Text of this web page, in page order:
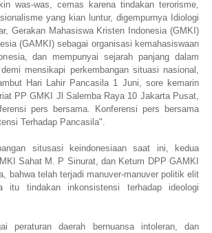
was-was, cemas karena tindakan terorisme,
yang kian luntur, digempurnya Idiologi
Gerakan Mahasiswa Kristen Indonesia (GMKI)
(GAMKI) sebagai organisasi kemahasiswaan
dan mempunyai sejarah panjang dalam
mensikapi perkembangan situasi nasional,
Hari Lahir Pancasila 1 Juni, sore kemarin
PP GMKI Jl Salemba Raya 10 Jakarta Pusat,
pers bersama. Konferensi pers bersama
Terhadap Pancasila".
situsasi keindonesiaan saat ini, kedua
Sahat M. P Sinurat, dan Ketum DPP GAMKI
bahwa telah terjadi manuver-manuver politik elit
itu tindakan inkonsistensi terhadap ideologi
peraturan daerah bernuansa intoleran, dan